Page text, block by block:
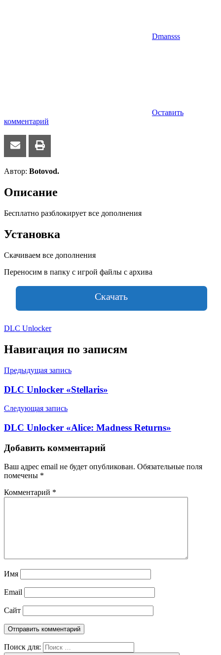
Dmansss
Оставить
комментарий
Автор: Botovod.
Описание
Бесплатно разблокирует все дополнения
Установка
Скачиваем все дополнения
Переносим в папку с игрой файлы с архива
Скачать
DLC Unlocker
Навигация по записям
Предыдущая запись
DLC Unlocker «Stellaris»
Следующая запись
DLC Unlocker «Alice: Madness Returns»
Добавить комментарий
Ваш адрес email не будет опубликован. Обязательные поля
помечены *
Комментарий *
Имя
Email
Сайт
Поиск для: